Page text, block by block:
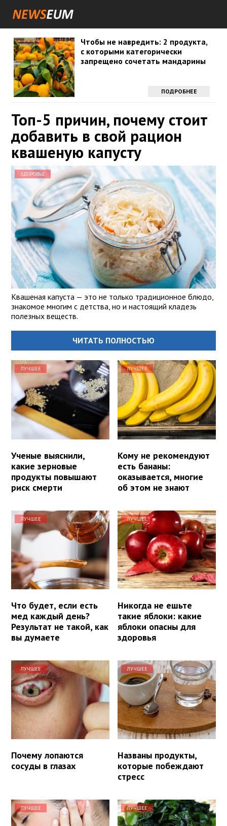
Чтобы не навредить: 2 продукта,
с которыми категорически
запрещено сочетать мандарины
ПОДРОБНЕЕ
Топ-5 причин, почему стоит
добавить в свой рацион
квашеную капусту
ЗДОРОВЬЕ
Квашеная капуста — это не только традиционное блюдо,
знакомое многим с детства, но и настоящий кладезь
полезных веществ.
ЧИТАТЬ ПОЛНОСТЬЮ
ЛУЧШЕЕ
Ученые выяснили,
какие зерновые
продукты повышают
риск смерти
ЛУЧШЕЕ
Кому не рекомендуют
есть бананы:
оказывается, многие
об этом не знают
ЛУЧШЕЕ
Что будет, если есть
мед каждый день?
Результат не такой, как
вы думаете
ЛУЧШЕЕ
Никогда не ешьте
такие яблоки: какие
яблоки опасны для
здоровья
ЛУЧШЕЕ
Почему лопаются
сосуды в глазах
ЛУЧШЕЕ
Названы продукты,
которые побеждают
стресс
ЛУЧШЕЕ ЛУЧШЕЕ